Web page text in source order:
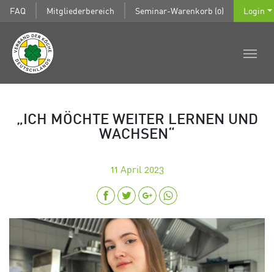
FAQ Mitgliederbereich Seminar-Warenkorb (0) Login
„ICH MÖCHTE WEITER LERNEN UND
WACHSEN“
11 April 2023